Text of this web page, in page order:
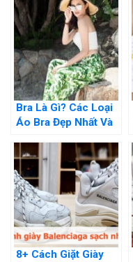
Bra Là Gì? Các Loại
Áo Bra Đẹp Nhất Và
8+ Cách Giặt Giày